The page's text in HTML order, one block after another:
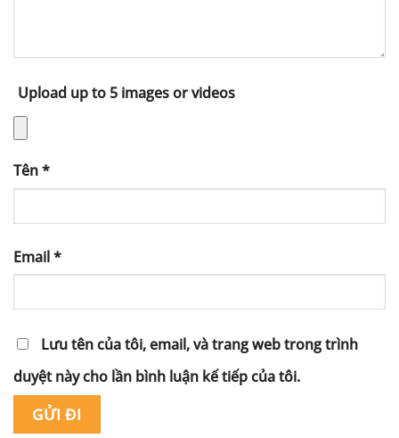
Upload up to 5 images or videos
Tên*
Email*
Lưu tên của tôi, email, và trang web trong trình
duyệt này cho lần bình luận kế tiếp của tôi.